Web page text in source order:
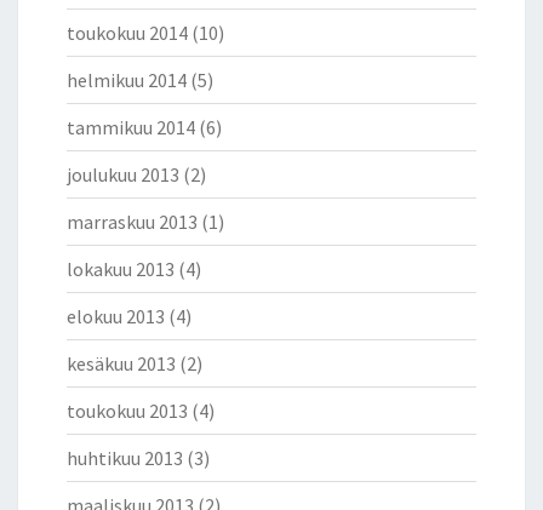
toukokuu 2014 (10)
helmikuu 2014 (5)
tammikuu 2014 (6)
joulukuu 2013 (2)
marraskuu 2013 (1)
lokakuu 2013 (4)
elokuu 2013 (4)
kesäkuu 2013 (2)
toukokuu 2013 (4)
huhtikuu 2013 (3)